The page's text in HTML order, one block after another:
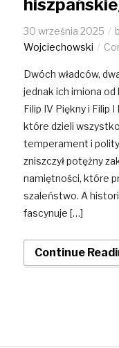
30 września 2025
Wojciechowski
Dwóch władców,
jednak ich imiona od
Filip IV Piękny i Filip
które dzieli
temperament i
zniszczył potężny
namiętności, które
szaleństwo. A
fascynuje […]
Continue